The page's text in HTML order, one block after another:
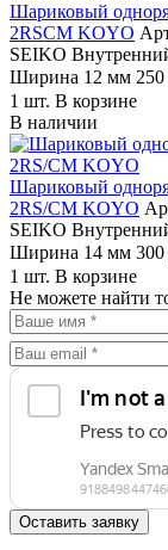
Шариковый
2RSCM KOYO
SEIKO
Ширина 12 мм 250
1 шт. В корзине
В наличии
Шариковый
2RS/CM KOYO
SEIKO
Ширина 14 мм 300
1 шт. В корзине
Не можете найти